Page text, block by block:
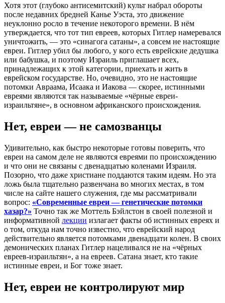
Хотя этот (глубоко антисемитский) культ набрал обороты
после недавних бредней Канье Уэста, это движение
неуклонно росло в течение некоторого времени. В нём
утверждается, что тот тип евреев, которых Гитлер намеревался
уничтожить, — это «синагога сатаны», а совсем не настоящие
евреи. Гитлер убил бы любого, у кого есть еврейские дедушка
или бабушка, и поэтому Израиль приглашает всех,
принадлежащих к этой категории, приехать и жить в
еврейском государстве. Но, очевидно, это не настоящие
потомки Авраама, Исаака и Иакова — скорее, истинными
евреями являются так называемые «чёрные евреи-
израильтяне», в основном африканского происхождения.
Нет, евреи — не самозванцы
Удивительно, как быстро некоторые готовы поверить, что
евреи на самом деле не являются евреями по происхождению
и что они не связаны с двенадцатью коленами Израиля.
Позорно, что даже христиане поддаются таким идеям. Но эта
ложь была тщательно развенчана во многих местах, в том
числе на сайте нашего служения, где мы рассматривали
вопрос: «Современные евреи — генетические потомки
хазар?» Точно так же Моттель Бэйлстон в своей полезной и
информативной лекции излагает факты об истинных евреях и
о том, откуда нам точно известно, что еврейский народ
действительно является потомками двенадцати колен. В своих
демонических планах Гитлер нацеливался не на «чёрных
евреев-израильтян», а на евреев. Сатана знает, кто такие
истинные евреи, и Бог тоже знает.
Нет, евреи не контролируют мир